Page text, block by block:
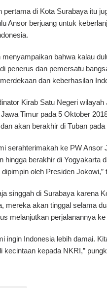
pertama di Kota Surabaya itu
Ansor berjuang untuk
menyampaikan bahwa kalau
penerus dan pemersatu
dan keberhasilan
Kirab Satu Negeri
Timur pada 5 Oktober
akan berakhir di Tuban
serahterimakah ke PW
hingga berakhir di Yogyakarta
oleh Presiden Jokowi,”
singgah di Surabaya karena
mereka akan tinggal selama
melanjutkan perjalanannya
ingin Indonesia lebih damai.
kecintaan kepada NKRI,”